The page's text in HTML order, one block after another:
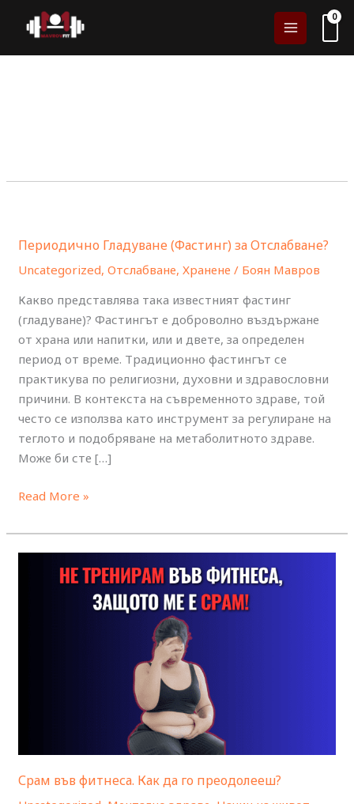
Периодично Гладуване (Фастинг) за Отслабване?
Uncategorized,Отслабване,Хранене / Боян Мавров
Какво представлява така известният фастинг
(гладуване)? Фастингът е доброволно въздържане
от храна или напитки, или и двете, за определен
период от време. Традиционно фастингът се
практикува по религиозни, духовни и здравословни
причини. В контекста на съвременното здраве, той
често се използва като инструмент за регулиране на
теглото и подобряване на метаболитното здраве.
Може би сте […]
(Фастинг)
за
Read More »
Срам във фитнеса. Как да го преодолееш?